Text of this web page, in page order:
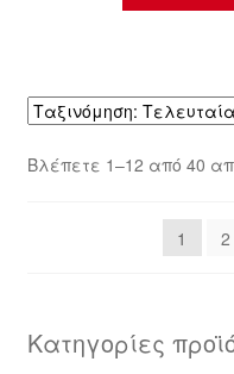
Βλέπετε 1–12 από 40
1
2
Κατηγορίες